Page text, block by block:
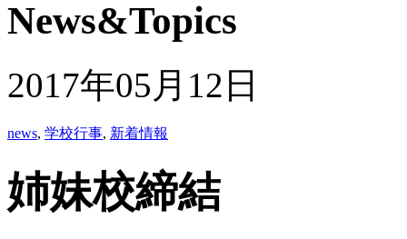
2017年05月12日
news, 学校行事, 新着情報
姉妹校締結